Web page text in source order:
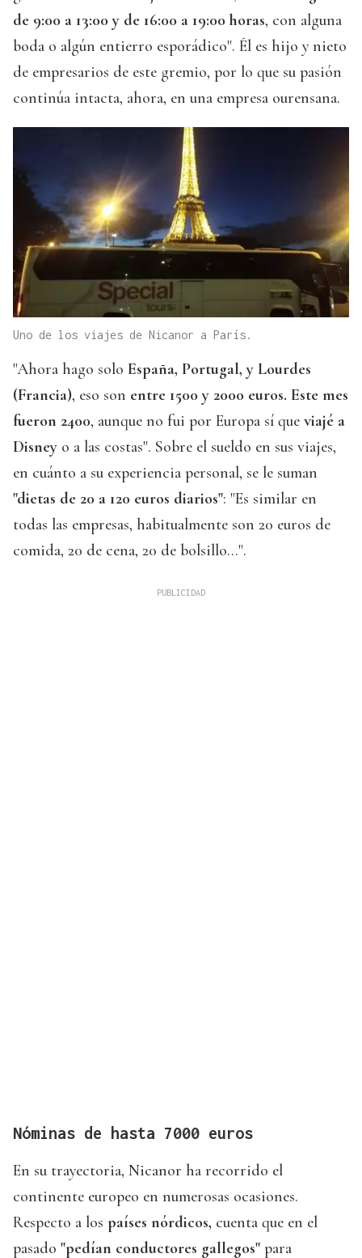
de 9:00 a 13:00 y de 16:00 a 19:00 horas, con alguna
boda o algún entierro esporádico". Él es hijo y nieto
de empresarios de este gremio, por lo que su pasión
continúa intacta, ahora, en una empresa ourensana.
Uno de los viajes de Nicanor a París.
"Ahora hago solo España, Portugal, y Lourdes
(Francia), eso son entre 1500 y 2000 euros. Este mes
fueron 2400, aunque no fui por Europa sí que viajé a
Disney o a las costas". Sobre el sueldo en sus viajes,
en cuánto a su experiencia personal, se le suman
"dietas de 20 a 120 euros diarios": "Es similar en
todas las empresas, habitualmente son 20 euros de
comida, 20 de cena, 20 de bolsillo...".
Nóminas de hasta 7000 euros
En su trayectoria, Nicanor ha recorrido el
continente europeo en numerosas ocasiones.
Respecto a los países nórdicos, cuenta que en el
pasado "pedían conductores gallegos" para